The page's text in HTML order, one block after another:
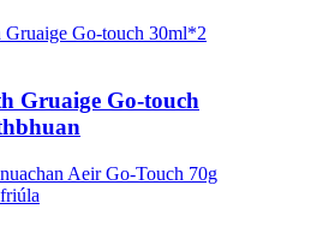
Gruaige Go-touch